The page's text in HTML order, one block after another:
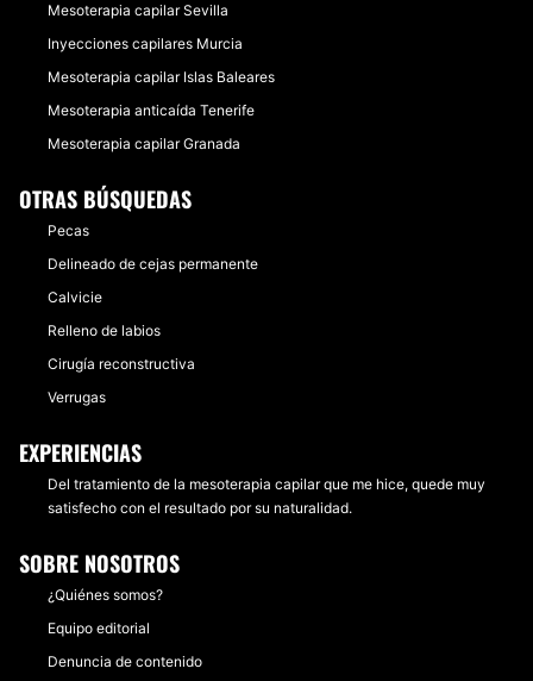
Mesoterapia capilar Sevilla
Inyecciones capilares Murcia
Mesoterapia capilar Islas Baleares
Mesoterapia anticaída Tenerife
Mesoterapia capilar Granada
OTRAS BÚSQUEDAS
Pecas
Delineado de cejas permanente
Calvicie
Relleno de labios
Cirugía reconstructiva
Verrugas
EXPERIENCIAS
Del tratamiento de la mesoterapia capilar que me hice, quede muy
satisfecho con el resultado por su naturalidad.
SOBRE NOSOTROS
¿Quiénes somos?
Equipo editorial
Denuncia de contenido